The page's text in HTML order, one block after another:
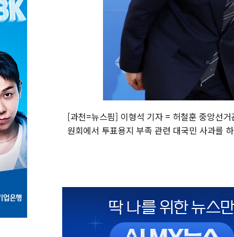
[과천=뉴스핌] 이형석 기자 = 허철훈 중앙선
원회에서 투표용지 부족 관련 대국민 사과